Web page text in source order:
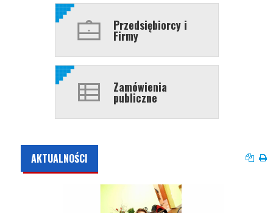
Przedsiębiorcy i
Firmy
Zamówienia
publiczne
AKTUALNOŚCI